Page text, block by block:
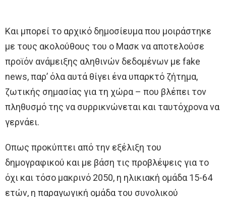
Και μπορεί το αρχικό δημοσίευμα που μοιράστηκε
με τους ακολούθους του ο Μασκ να αποτελούσε
προϊόν ανάμειξης αληθινών δεδομένων με fake
news, παρ’ όλα αυτά θίγει ένα υπαρκτό ζήτημα,
ζωτικής σημασίας για τη χώρα – που βλέπει τον
πληθυσμό της να συρρικνώνεται και ταυτόχρονα να
γερνάει.
Οπως προκύπτει από την εξέλιξη του
δημογραφικού και με βάση τις προβλέψεις για το
όχι και τόσο μακρινό 2050, η ηλικιακή ομάδα 15-64
ετών, η παραγωγική ομάδα του συνολικού